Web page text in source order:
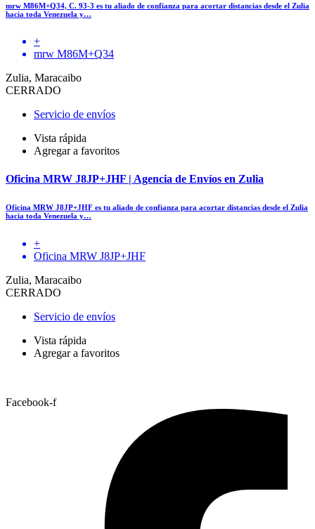
mrw M86M+Q34, C. 93-3 es tu aliado de confianza para acortar distancias desde el Zulia
hacia toda Venezuela y…
+
mrw M86M+Q34
Zulia, Maracaibo
CERRADO
Servicio de envíos
Vista rápida
Agregar a favoritos
Oficina MRW J8JP+JHF | Agencia de Envíos en Zulia
Oficina MRW J8JP+JHF es tu aliado de confianza para acortar distancias desde el Zulia
hacia toda Venezuela y…
+
Oficina MRW J8JP+JHF
Zulia, Maracaibo
CERRADO
Servicio de envíos
Vista rápida
Agregar a favoritos
Facebook-f